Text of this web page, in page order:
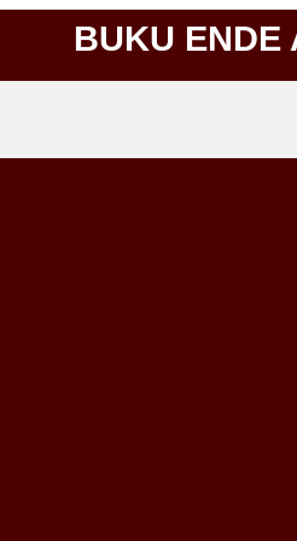
BUKU ENDE